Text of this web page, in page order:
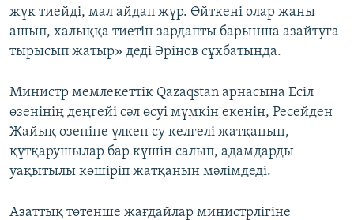
жүк тиейді, мал айдап жүр. Өйткені олар жаны
ашып, халыққа тиетін зардапты барынша азайтуға
тырысып жатыр» деді Әрінов сұхбатында.
Министр мемлекеттік Qazaqstan арнасына Есіл
өзенінің деңгейі сәл өсуі мүмкін екенін, Ресейден
Жайық өзеніне үлкен су келгелі жатқанын,
құтқарушылар бар күшін салып, адамдарды
уақытылы көшіріп жатқанын мәлімдеді.
Азаттық төтенше жағдайлар министрлігіне